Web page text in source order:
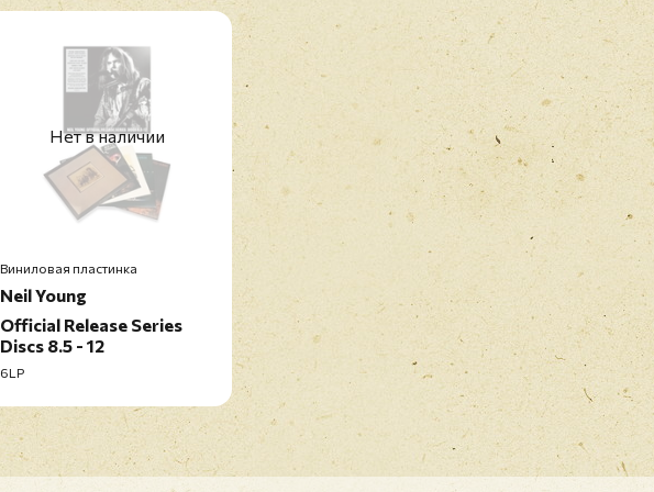
H4. Through My Sails
Нет в наличии
Виниловая пластинка
Neil Young
Official Release Series
Discs 8.5 - 12
6LP